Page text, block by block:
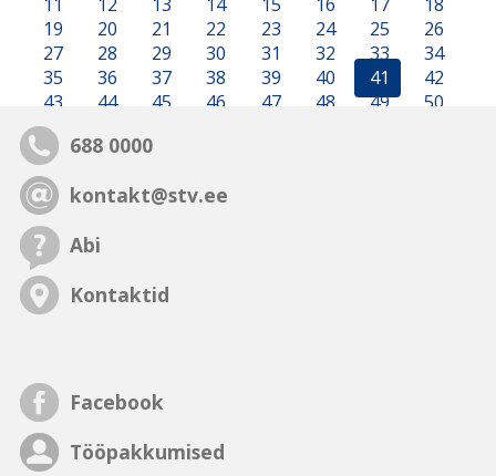
19
20 21 22 23 24 25
26
27
28 29 30 31 32 33
34
35
36 37 38 39 40 41
42
43
44 45 46 47 48 49 50
688 0000
kontakt@stv.ee
Abi
Kontaktid
Facebook
Tööpakkumised